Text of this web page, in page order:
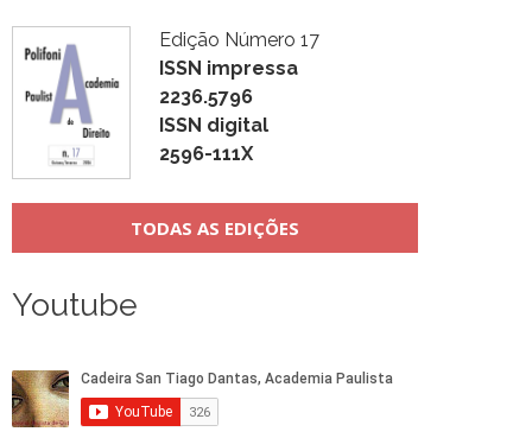
Edição Número 17
ISSN impressa
2236.5796
ISSN digital
2596-111X
TODAS AS EDIÇÕES
Youtube